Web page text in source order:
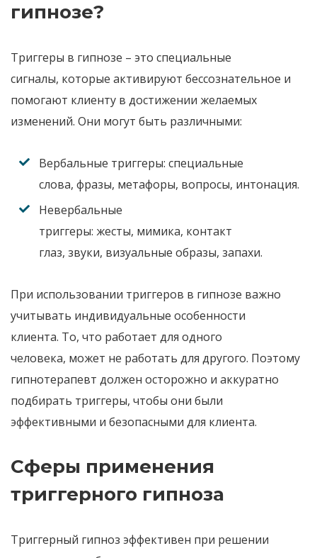
гипнозе?
Триггеры в гипнозе – это специальные
сигналы, которые активируют бессознательное и
помогают клиенту в достижении желаемых
изменений. Они могут быть различными:
Вербальные триггеры: специальные
слова, фразы, метафоры, вопросы, интонация.
Невербальные
триггеры: жесты, мимика, контакт
глаз, звуки, визуальные образы, запахи.
При использовании триггеров в гипнозе важно
учитывать индивидуальные особенности
клиента. То, что работает для одного
человека, может не работать для другого. Поэтому
гипнотерапевт должен осторожно и аккуратно
подбирать триггеры, чтобы они были
эффективными и безопасными для клиента.
Сферы применения
триггерного гипноза
Триггерный гипноз эффективен при решении